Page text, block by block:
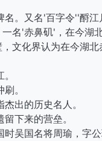
。又名'百字令''酹江
名'赤鼻矶'，在今湖
文化界认为在今湖
。
出的历史名人。
下来的营垒。
吴国名将周瑜，字公